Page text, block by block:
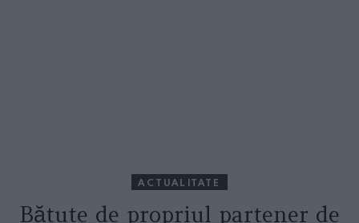
ACTUALITATE
Bătute de propriul partener de